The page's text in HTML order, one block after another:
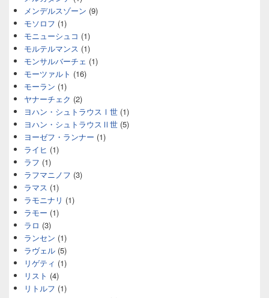
メンデルスゾーン (9)
モソロフ (1)
モニューシュコ (1)
モルテルマンス (1)
モンサルバーチェ (1)
モーツァルト (16)
モーラン (1)
ヤナーチェク (2)
ヨハン・シュトラウスⅠ世 (1)
ヨハン・シュトラウスⅡ世 (5)
ヨーゼフ・ランナー (1)
ライヒ (1)
ラフ (1)
ラフマニノフ (3)
ラマス (1)
ラモニナリ (1)
ラモー (1)
ラロ (3)
ランセン (1)
ラヴェル (5)
リゲティ (1)
リスト (4)
リトルフ (1)